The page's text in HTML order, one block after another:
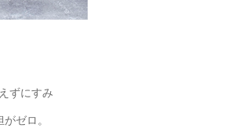
ずにすみ
ゼロ。